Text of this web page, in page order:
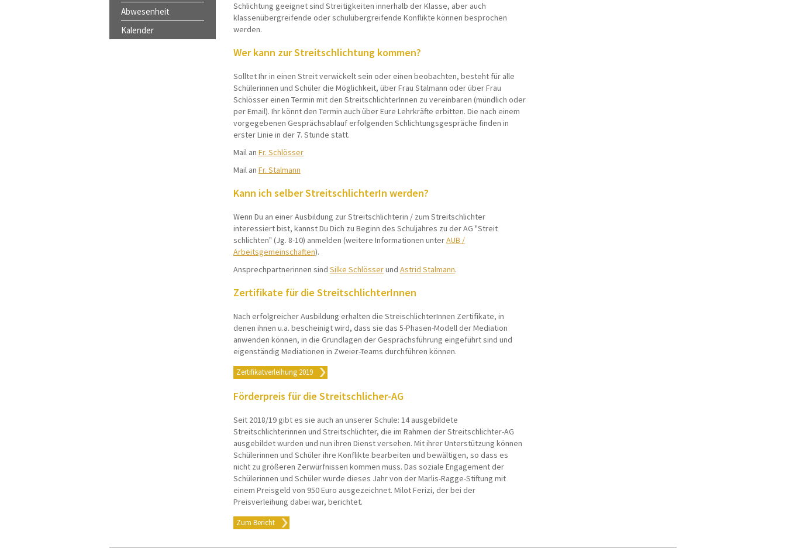
Abwesenheit
Kalender
Schlichtung geeignet sind Streitigkeiten innerhalb der Klasse, aber auch
klassenübergreifende oder schulübergreifende Konflikte können besprochen
werden.
Wer kann zur Streitschlichtung kommen?
Solltet Ihr in einen Streit verwickelt sein oder einen beobachten, besteht für alle
Schülerinnen und Schüler die Möglichkeit, über Frau Stalmann oder über Frau
Schlösser einen Termin mit den StreitschlichterInnen zu vereinbaren (mündlich oder
per Email). Ihr könnt den Termin auch über Eure Lehrkräfte erbitten. Die nach einem
vorgegebenen Gesprächsablauf erfolgenden Schlichtungsgespräche finden in
erster Linie in der 7. Stunde statt.
Mail an Fr. Schlösser
Mail an Fr. Stalmann
Kann ich selber StreitschlichterIn werden?
Wenn Du an einer Ausbildung zur Streitschlichterin / zum Streitschlichter
interessiert bist, kannst Du Dich zu Beginn des Schuljahres zu der AG "Streit
schlichten" (Jg. 8-10) anmelden (weitere Informationen unterAUB /
Arbeitsgemeinschaften).
Ansprechpartnerinnen sind Silke Schlösserund Astrid Stalmann.
Zertifikate für die StreitschlichterInnen
Nach erfolgreicher Ausbildung erhalten die StreischlichterInnen Zertifikate, in
denen ihnen u.a. bescheinigt wird, dass sie das 5-Phasen-Modell der Mediation
anwenden können, in die Grundlagen der Gesprächsführung eingeführt sind und
eigenständig Mediationen in Zweier-Teams durchführen können.
Zertifikatverleihung 2019
Förderpreis für die Streitschlicher-AG
Seit 2018/19 gibt es sie auch an unserer Schule: 14 ausgebildete
Streitschlichterinnen und Streitschlichter, die im Rahmen der Streitschlichter-AG
ausgebildet wurden und nun ihren Dienst versehen. Mit ihrer Unterstützung können
Schülerinnen und Schüler ihre Konflikte bearbeiten und bewältigen, so dass es
nicht zu größeren Zerwürfnissen kommen muss. Das soziale Engagement der
Schülerinnen und Schüler wurde dieses Jahr von der Marlis-Ragge-Stiftung mit
einem Preisgeld von 950 Euro ausgezeichnet. Milot Ferizi, der bei der
Preisverleihung dabei war, berichtet.
Zum Bericht